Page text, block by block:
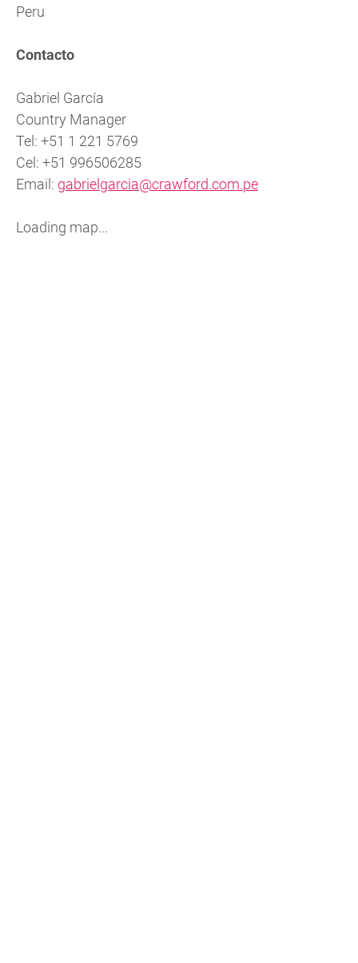
Peru
Contacto
Gabriel García
Country Manager
Tel: +51 1 221 5769
Cel: +51 996506285
Email: gabrielgarcia@crawford.com.pe
Loading map...